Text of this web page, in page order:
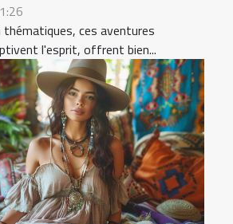
thématiques, ces aventures
l'esprit, offrent bien...